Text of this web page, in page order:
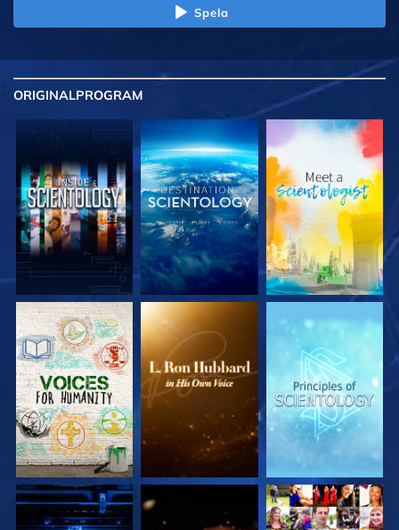
Spela
ORIGINALPROGRAM
UTFORSKA
SERIEN
UTFORSKA
SERIEN
UTFORSKA
SERIEN